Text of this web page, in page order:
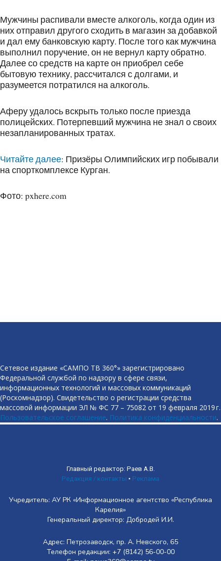
Мужчины распивали вместе алкоголь, когда один из
них отправил другого сходить в магазин за добавкой
и дал ему банковскую карту. После того как мужчина
выполнил поручение, он не вернул карту обратно.
Далее со средств на карте он приобрел себе
бытовую технику, рассчитался с долгами, и
разумеется потратился на алкоголь.
Аферу удалось вскрыть только после приезда
полицейских. Потерпевший мужчина не знал о своих
незапланированных тратах.
Читайте далее: Призёры Олимпийских игр побывали
на спорткомплексе Курган.
Фото: pxhere.com
Сетевое издание «САМПО ТВ 360°» зарегистрировано
Федеральной службой по надзору в сфере связи,
информационных технологий и массовых коммуникаций
(Роскомнадзор). Свидетельство о регистрации средства
массовой информации ЭЛ № ФС 77 – 75082 от 19 февраля 2019 г.
Пользовательское соглашение. Политика конфиденциальности.
Главный редактор: Раев А.В.
Редакция / контакты • Реклама
Учредитель: АУ РК «Информационное агентство «Республика
Карелия»
Генеральный директор: Добродей И.И.
Адрес: Петрозаводск, пр. А. Невского, 65
Телефон редакции: +7 (8142) 56-00-00